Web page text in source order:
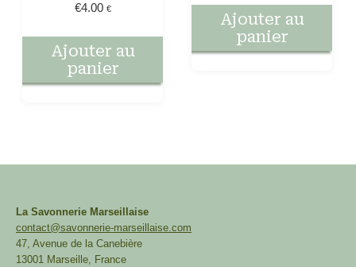
Ajouter au
panier
€4.00 €
Ajouter au
panier
La Savonnerie Marseillaise
contact@savonnerie-marseillaise.com
47, Avenue de la Canebière
13001 Marseille, France